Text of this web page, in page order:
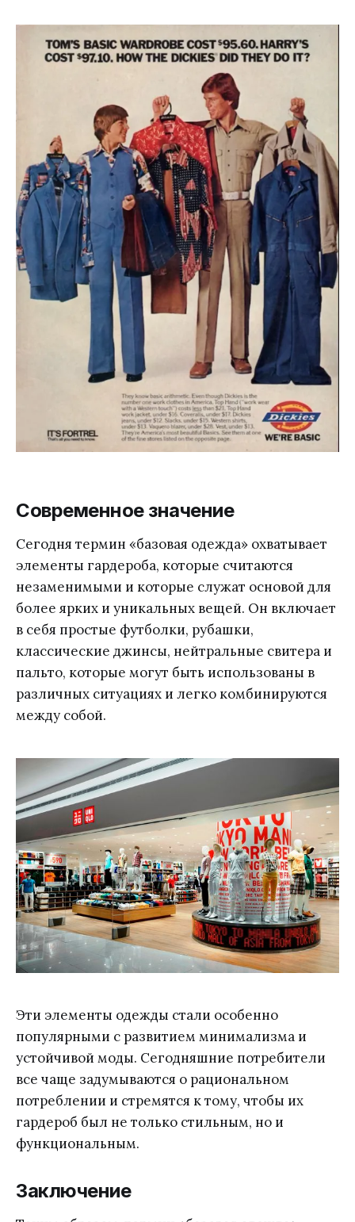
Современное значение
Сегодня термин «базовая одежда» охватывает
элементы гардероба, которые считаются
незаменимыми и которые служат основой для
более ярких и уникальных вещей. Он включает
в себя простые футболки, рубашки,
классические джинсы, нейтральные свитера и
пальто, которые могут быть использованы в
различных ситуациях и легко комбинируются
между собой.
Эти элементы одежды стали особенно
популярными с развитием минимализма и
устойчивой моды. Сегодняшние потребители
все чаще задумываются о рациональном
потреблении и стремятся к тому, чтобы их
гардероб был не только стильным, но и
функциональным.
Заключение